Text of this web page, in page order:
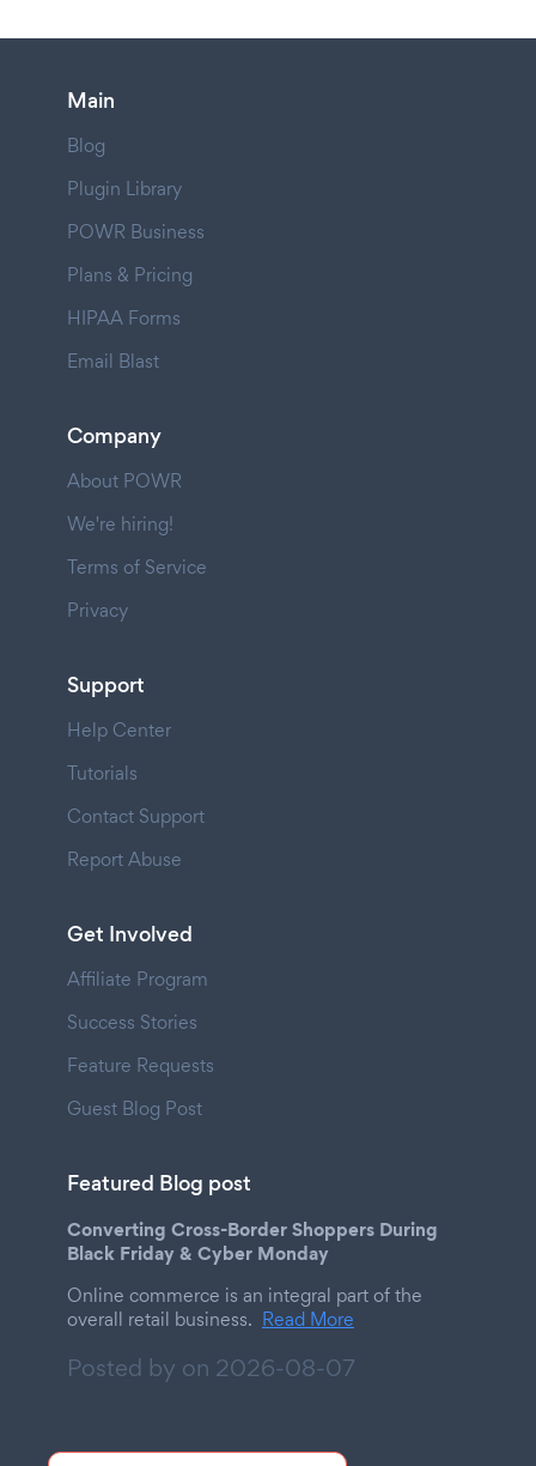
Main
Blog
Plugin Library
POWR Business
Plans & Pricing
HIPAA Forms
Email Blast
Company
About POWR
We're hiring!
Terms of Service
Privacy
Support
Help Center
Tutorials
Contact Support
Report Abuse
Get Involved
Affiliate Program
Success Stories
Feature Requests
Guest Blog Post
Featured Blog post
Converting Cross-Border Shoppers During
Black Friday & Cyber Monday
Online commerce is an integral part of the
overall retail business. Read More
Posted by on 2026-08-07